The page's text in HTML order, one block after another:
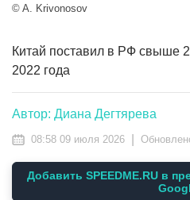
© A. Krivonosov
Китай поставил в РФ свыше
2022 года
Автор: Диана Дегтярева
08:58 09 июля 2026
Добавить SPEEDME.RU в